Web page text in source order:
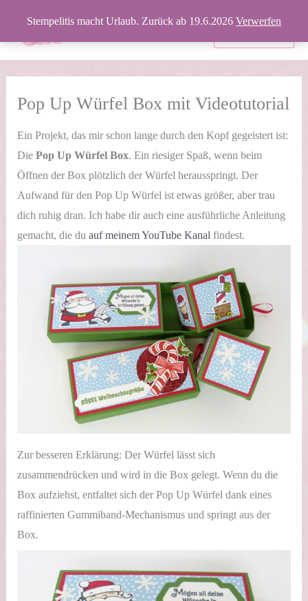
Stempelitis macht Urlaub. Zurück ab 19.6.2026 Verwerfen
springen
Produkte
Pop Up Würfel Box mit Videotutorial
Ein Projekt, das mir schon lange durch den Kopf gegeistert ist:
Die Pop Up Würfel Box. Ein riesiger Spaß, wenn beim
Öffnen der Box plötzlich der Würfel herausspringt. Der
Aufwand für den Pop Up Würfel ist etwas größer, aber trau
dich ruhig dran. Ich habe dir auch eine ausführliche Anleitung
gemacht, die du auf meinem YouTube Kanal findest.
Zur besseren Erklärung: Der Würfel lässt sich
zusammendrücken und wird in die Box gelegt. Wenn du die
Box aufziehst, entfaltet sich der Pop Up Würfel dank eines
raffinierten Gummiband-Mechanismus und springt aus der
Box.